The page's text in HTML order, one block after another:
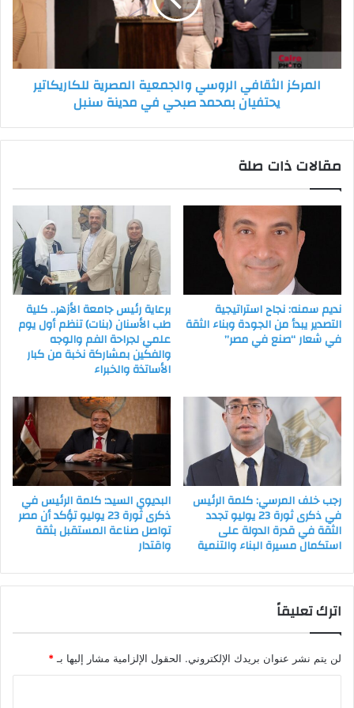
بمحمد
صبحي
المركز الثقافي الروسي والجمعية المصرية للكاريكاتير
يحتفيان بمحمد صبحي في مدينة سنبل
مقالات ذات صلة
نديم سمنه: نجاح استراتيجية
التصدير يبدأ من الجودة وبناء الثقة
في شعار “صنع في مصر”
برعاية رئيس جامعة الأزهر.. كلية
طب الأسنان (بنات) تنظم أول يوم
علمي لجراحة الفم والوجه
والفكين بمشاركة نخبة من كبار
الأساتذة والخبراء
رجب خلف المرسي: كلمة الرئيس
في ذكرى ثورة 23 يوليو تجدد
الثقة في قدرة الدولة على
استكمال مسيرة البناء والتنمية
البديوي السيد: كلمة الرئيس في
ذكرى ثورة 23 يوليو تؤكد أن مصر
تواصل صناعة المستقبل بثقة
واقتدار
اترك تعليقاً
لن يتم نشر عنوان بريدك الإلكتروني. الحقول الإلزامية مشار إليها بـ *